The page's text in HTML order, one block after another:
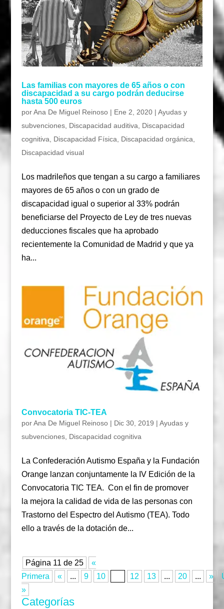
Las familias con mayores de 65 años o con
discapacidad a su cargo podrán deducirse
hasta 500 euros
porAna De Miguel Reinoso| Ene 2, 2020| Ayudas y
subvenciones, Discapacidad auditiva, Discapacidad
cognitiva, Discapacidad Física, Discapacidad orgánica,
Discapacidad visual
Los madrileños que tengan a su cargo a familiares
mayores de 65 años o con un grado de
discapacidad igual o superior al 33% podrán
beneficiarse del Proyecto de Ley de tres nuevas
deducciones fiscales que ha aprobado
recientemente la Comunidad de Madrid y que ya
ha...
Convocatoria TIC-TEA
porAna De Miguel Reinoso| Dic 30, 2019 | Ayudas y
subvenciones, Discapacidad cognitiva
La Confederación Autismo España y la Fundación
Orange lanzan conjuntamente la IV Edición de la
Convocatoria TIC TEA. Con el fin de promover
la mejora la calidad de vida de las personas con
Trastorno del Espectro del Autismo (TEA). Todo
ello a través de la dotación de...
Página 11 de 25
«
Primera
« ... 9 10 12 13 ... 20 ... »
»
Categorías